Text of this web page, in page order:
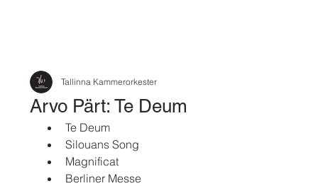
Arvo Pärt: Te Deum
Tallinna Kammerorkester
Te Deum
Silouans Song
Magnificat
Berliner Messe